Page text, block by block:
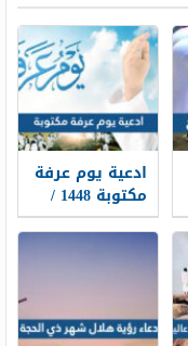
ادعية يوم عرفة
مكتوبة 1448 /
2026 لبيك اللهم
لبيك